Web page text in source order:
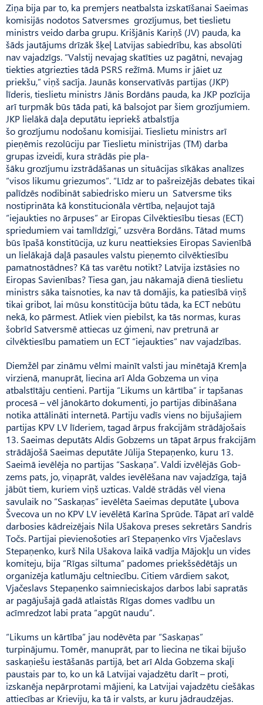
Ziņa bija par to, ka premjers neatbalsta izskatīšanai Saeimas
komisijās nodotos Satver­smes grozījumus, bet tieslietu
ministrs veido darba grupu. Krišjānis Kariņš (JV) pauda, ka
šāds jautājums drīzāk šķeļ Latvijas sabiedrību, kas absolūti
nav vajadzīgs. “Valstij nevajag skatīties uz pagātni, nevajag
tiekties atgriezties tādā PSRS režīmā. Mums ir jāiet uz
priekšu,” viņš sacīja. Jaunās konservatīvās partijas (JKP)
līderis, tieslietu ministrs Jānis Bor­dāns pauda, ka JKP pozīcija
arī turpmāk būs tāda pati, kā balsojot par šiem grozījumiem.
JKP lielākā daļa deputātu iepriekš atbalstīja
šo grozījumu nodošanu komisijai. Tieslietu ministrs arī
pieņēmis rezolūciju par Tieslietu ministrijas (TM) darba
grupas izveidi, kura strādās pie pla­
šāku grozījumu izstrādāšanas un situācijas sīkākas analīzes
“visos likumu griezumos”. “Līdz ar to pašreizējās debates tikai
palīdzēs nodibināt sabiedrisko mieru un Sa­tversme tiks
nostiprināta kā konstitucionāla vērtība, neļaujot tajā
“iejaukties no ārpuses” ar Eiropas Cilvēktiesību tiesas (ECT)
spriedumiem vai tamlīdzīgi,” uzsvēra Bordāns. Tātad mums
būs īpašā konstitūcija, uz kuru neattieksies Eiropas Sa­vienībā
un lielākajā daļā pasaules valstu pieņemto cilvēktiesību
pamatnostādnes? Kā tas varētu notikt? Latvija izstāsies no
Eiropas Savienības? Tiesa gan, jau nākamajā dienā tieslietu
ministrs sāka taisnoties, ka nav tā domājis, ka patiesībā viņš
tikai gribot, lai mūsu konstitūcija būtu tāda, ka ECT nebūtu
nekā, ko pārmest. Atliek vien piebilst, ka tās normas, kuras
šobrīd Satversmē attiecas uz ģimeni, nav pretrunā ar
cilvēktiesību pamatiem un ECT “iejaukties” nav vajadzības.
Diemžēl par zināmu vēlmi mainīt valsti jau minētajā Kremļa
virzienā, manuprāt, liecina arī Alda Gobzema un viņa
atbalstītāju centieni. Partija “Likums un kārtība” ir tapšanas
procesā – vēl jānokārto dokumenti, jo partijas dibināšana
notika attālināti internetā. Partiju vadīs viens no bijušajiem
partijas KPV LV līderiem, tagad ārpus frakcijām strādājošais
13. Saeimas deputāts Aldis Gob­zems un tāpat ārpus frakcijām
strādājošā Saeimas deputāte Jūlija Stepaņenko, kuru 13.
Saeimā ievēlēja no partijas “Saskaņa”. Valdi izvēlējās Gob­
zems pats, jo, viņaprāt, valdes ievēlēšana nav vajadzīga, tajā
jābūt tiem, kuriem viņš uzticas. Valdē strādās vēl viena
savulaik no “Saskaņas” ievēlēta Saeimas deputāte Ļubova
Šve­cova un no KPV LV ievēlētā Karīna Sprūde. Tāpat arī valdē
darbosies kādreizējais Nila Uša­kova preses sekretārs Sandris
Točs. Partijai pievienošoties arī Stepaņenko vīrs Vjačeslavs
Ste­paņenko, kurš Nila Ušakova laikā vadīja Mājokļu un vides
komiteju, bija “Rīgas siltuma” padomes priekšsēdētājs un
organizēja katlumāju celtniecību. Citiem vārdiem sakot,
Vjačeslavs Stepa­ņenko saimnieciskajos darbos labi sapratās
ar pagājušajā gadā atlaistās Rīgas domes vadību un
acīmredzot labi prata “apgūt naudu”.
“Likums un kārtība” jau nodēvēta par “Saskaņas”
turpinājumu. Tomēr, manuprāt, par to liecina ne tikai bijušo
saskaņiešu iestāšanās partijā, bet arī Alda Gobzema skaļi
paustais par to, ko un kā Latvijai vajadzētu darīt – proti,
izskanēja nepārprotami mājieni, ka Latvijai vajadzētu ciešākas
attiecības ar Krieviju, ka tā ir valsts, ar kuru jādraudzējas.